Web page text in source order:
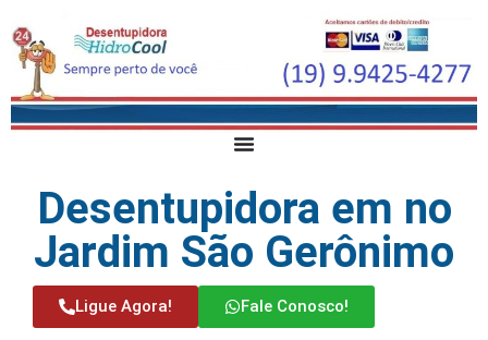
Desentupidora em no
Jardim São Gerônimo
Ligue Agora! Fale Conosco!